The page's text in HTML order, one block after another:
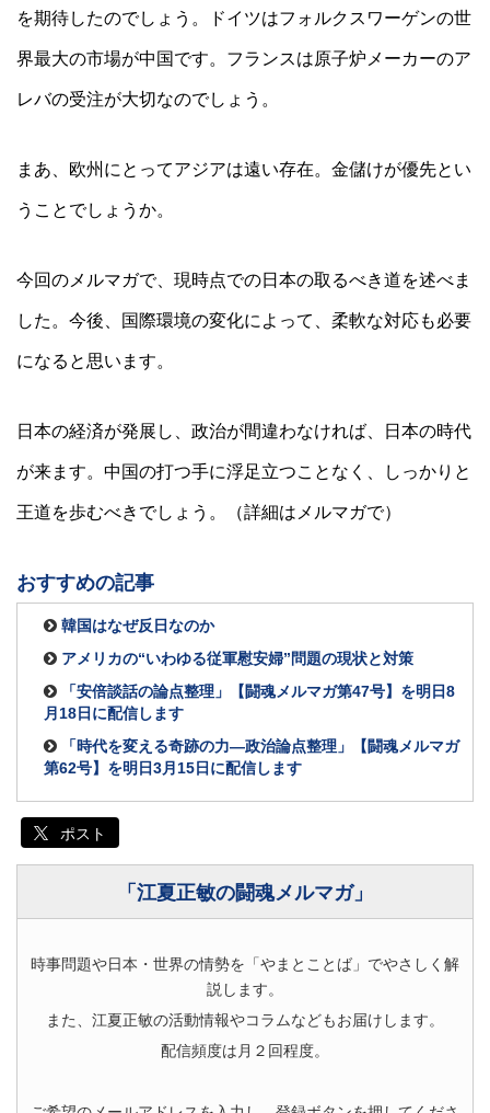
を期待したのでしょう。ドイツはフォルクスワーゲンの世
界最大の市場が中国です。フランスは原子炉メーカーのア
レバの受注が大切なのでしょう。
まあ、欧州にとってアジアは遠い存在。金儲けが優先とい
うことでしょうか。
今回のメルマガで、現時点での日本の取るべき道を述べま
した。今後、国際環境の変化によって、柔軟な対応も必要
になると思います。
日本の経済が発展し、政治が間違わなければ、日本の時代
が来ます。中国の打つ手に浮足立つことなく、しっかりと
王道を歩むべきでしょう。（詳細はメルマガで）
おすすめの記事
韓国はなぜ反日なのか
アメリカの“いわゆる従軍慰安婦”問題の現状と対策
「安倍談話の論点整理」【闘魂メルマガ第47号】を明日8
月18日に配信します
「時代を変える奇跡の力―政治論点整理」【闘魂メルマガ
第62号】を明日3月15日に配信します
ポスト
「江夏正敏の闘魂メルマガ」
時事問題や日本・世界の情勢を「やまとことば」でやさしく解
説します。
また、江夏正敏の活動情報やコラムなどもお届けします。
配信頻度は月２回程度。